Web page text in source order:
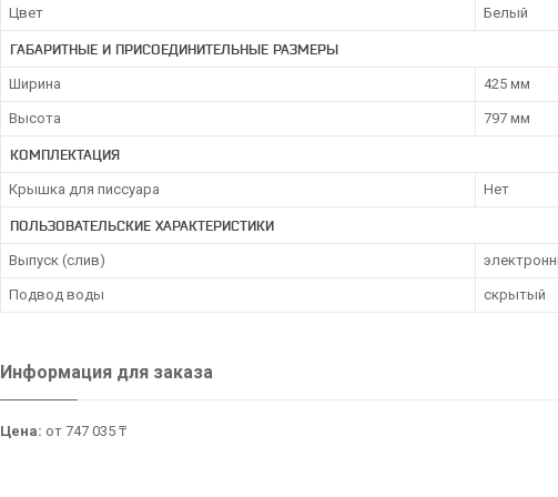
Цвет Белый
ГАБАРИТНЫЕ И ПРИСОЕДИНИТЕЛЬНЫЕ РАЗМЕРЫ
Ширина 425 мм
Высота 797 мм
КОМПЛЕКТАЦИЯ
Крышка для писсуара Нет
ПОЛЬЗОВАТЕЛЬСКИЕ ХАРАКТЕРИСТИКИ
Выпуск (слив)
Подвод воды скрытый
Информация для заказа
Цена: от 747 035 ₸